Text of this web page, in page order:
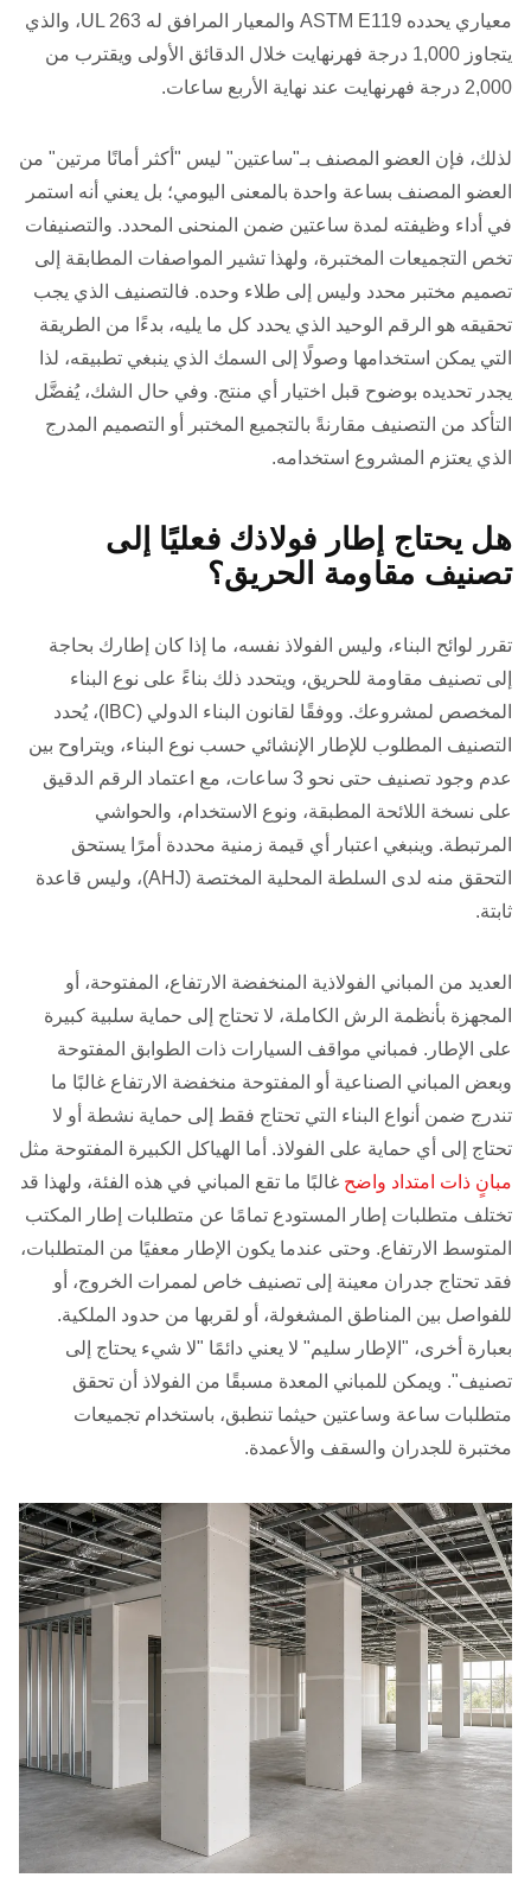
معياري يحدده ASTM E119 والمعيار المرافق له UL 263، والذي
يتجاوز 1,000 درجة فهرنهايت خلال الدقائق الأولى ويقترب من
2,000 درجة فهرنهايت عند نهاية الأربع ساعات.
لذلك، فإن العضو المصنف بـ"ساعتين" ليس "أكثر أمانًا مرتين" من
العضو المصنف بساعة واحدة بالمعنى اليومي؛ بل يعني أنه استمر
في أداء وظيفته لمدة ساعتين ضمن المنحنى المحدد. والتصنيفات
تخص التجميعات المختبرة، ولهذا تشير المواصفات المطابقة إلى
تصميم مختبر محدد وليس إلى طلاء وحده. فالتصنيف الذي يجب
تحقيقه هو الرقم الوحيد الذي يحدد كل ما يليه، بدءًا من الطريقة
التي يمكن استخدامها وصولًا إلى السمك الذي ينبغي تطبيقه، لذا
يجدر تحديده بوضوح قبل اختيار أي منتج. وفي حال الشك، يُفضَّل
التأكد من التصنيف مقارنةً بالتجميع المختبر أو التصميم المدرج
الذي يعتزم المشروع استخدامه.
هل يحتاج إطار فولاذك فعليًا إلى
تصنيف مقاومة الحريق؟
تقرر لوائح البناء، وليس الفولاذ نفسه، ما إذا كان إطارك بحاجة
إلى تصنيف مقاومة للحريق، ويتحدد ذلك بناءً على نوع البناء
المخصص لمشروعك. ووفقًا لقانون البناء الدولي (IBC)، يُحدد
التصنيف المطلوب للإطار الإنشائي حسب نوع البناء، ويتراوح بين
عدم وجود تصنيف حتى نحو 3 ساعات، مع اعتماد الرقم الدقيق
على نسخة اللائحة المطبقة، ونوع الاستخدام، والحواشي
المرتبطة. وينبغي اعتبار أي قيمة زمنية محددة أمرًا يستحق
التحقق منه لدى السلطة المحلية المختصة (AHJ)، وليس قاعدة
ثابتة.
العديد من المباني الفولاذية المنخفضة الارتفاع، المفتوحة، أو
المجهزة بأنظمة الرش الكاملة، لا تحتاج إلى حماية سلبية كبيرة
على الإطار. فمباني مواقف السيارات ذات الطوابق المفتوحة
وبعض المباني الصناعية أو المفتوحة منخفضة الارتفاع غالبًا ما
تندرج ضمن أنواع البناء التي تحتاج فقط إلى حماية نشطة أو لا
تحتاج إلى أي حماية على الفولاذ. أما الهياكل الكبيرة المفتوحة مثل
مبانٍ ذات امتداد واضح غالبًا ما تقع المباني في هذه الفئة، ولهذا قد
تختلف متطلبات إطار المستودع تمامًا عن متطلبات إطار المكتب
المتوسط الارتفاع. وحتى عندما يكون الإطار معفيًا من المتطلبات،
فقد تحتاج جدران معينة إلى تصنيف خاص لممرات الخروج، أو
للفواصل بين المناطق المشغولة، أو لقربها من حدود الملكية.
بعبارة أخرى، "الإطار سليم" لا يعني دائمًا "لا شيء يحتاج إلى
تصنيف". ويمكن للمباني المعدة مسبقًا من الفولاذ أن تحقق
متطلبات ساعة وساعتين حيثما تنطبق، باستخدام تجميعات
مختبرة للجدران والسقف والأعمدة.